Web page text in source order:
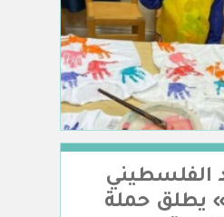
الفلسطيني
يطلق حملة